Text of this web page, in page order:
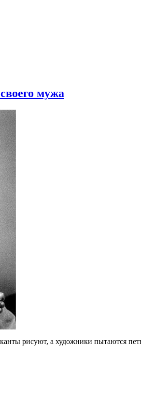
мужа
рисуют, а художники пытаются